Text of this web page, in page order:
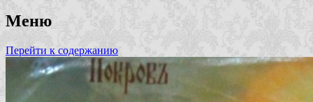
Меню
Перейти к содержанию